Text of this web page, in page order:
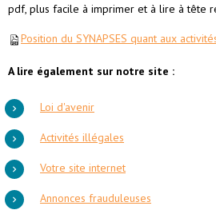
pdf, plus facile à imprimer et à lire à tête
Position du SYNAPSES quant aux
A lire également sur notre site :
Loi d'avenir
Activités illégales
Votre site internet
Annonces frauduleuses